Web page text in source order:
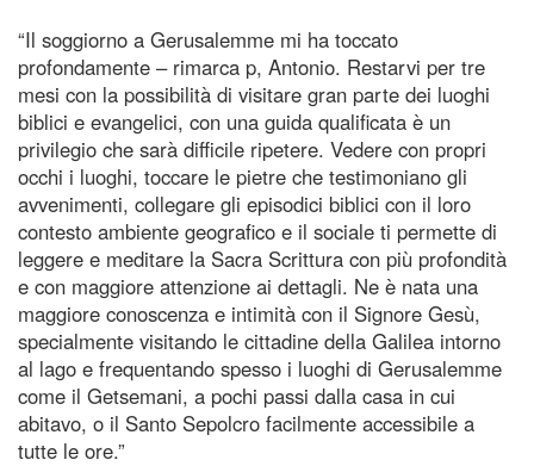
“Il soggiorno a Gerusalemme mi ha toccato
profondamente – rimarca p, Antonio. Restarvi per tre
mesi con la possibilità di visitare gran parte dei luoghi
biblici e evangelici, con una guida qualificata è un
privilegio che sarà difficile ripetere. Vedere con propri
occhi i luoghi, toccare le pietre che testimoniano gli
avvenimenti, collegare gli episodici biblici con il loro
contesto ambiente geografico e il sociale ti permette di
leggere e meditare la Sacra Scrittura con più profondità
e con maggiore attenzione ai dettagli. Ne è nata una
maggiore conoscenza e intimità con il Signore Gesù,
specialmente visitando le cittadine della Galilea intorno
al lago e frequentando spesso i luoghi di Gerusalemme
come il Getsemani, a pochi passi dalla casa in cui
abitavo, o il Santo Sepolcro facilmente accessibile a
tutte le ore.”